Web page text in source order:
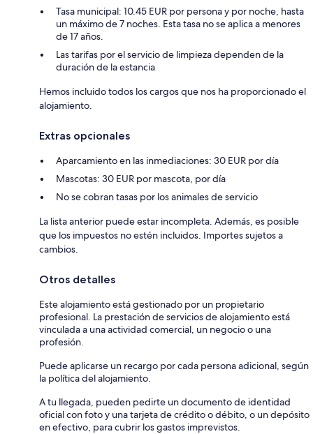
Tasa municipal: 10.45 EUR por persona y por noche, hasta
un máximo de 7 noches. Esta tasa no se aplica a menores
de 17 años.
Las tarifas por el servicio de limpieza dependen de la
duración de la estancia
Hemos incluido todos los cargos que nos ha proporcionado el
alojamiento.
Extras opcionales
Aparcamiento en las inmediaciones: 30 EUR por día
Mascotas: 30 EUR por mascota, por día
No se cobran tasas por los animales de servicio
La lista anterior puede estar incompleta. Además, es posible
que los impuestos no estén incluidos. Importes sujetos a
cambios.
Otros detalles
Este alojamiento está gestionado por un propietario
profesional. La prestación de servicios de alojamiento está
vinculada a una actividad comercial, un negocio o una
profesión.
Puede aplicarse un recargo por cada persona adicional, según
la política del alojamiento.
A tu llegada, pueden pedirte un documento de identidad
oficial con foto y una tarjeta de crédito o débito, o un depósito
en efectivo, para cubrir los gastos imprevistos.